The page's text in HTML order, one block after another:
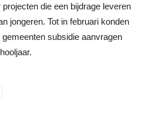
die een bijdrage leveren
jongeren. Tot in februari konden
subsidie aanvragen